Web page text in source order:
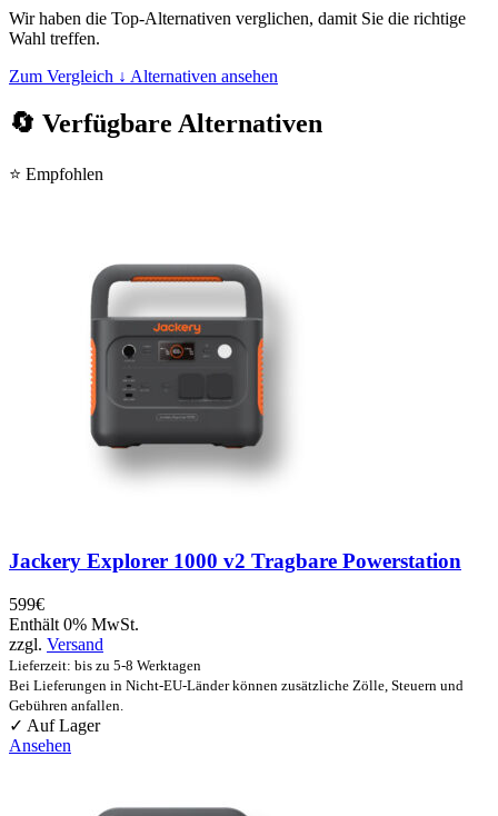
Wir haben die Top-Alternativen verglichen, damit Sie die richtige
Wahl treffen.
Zum Vergleich ↓ Alternativen ansehen
🔄 Verfügbare Alternativen
⭐ Empfohlen
Jackery Explorer 1000 v2 Tragbare Powerstation
599€
Enthält 0% MwSt.
zzgl. Versand
Lieferzeit: bis zu 5-8 Werktagen
Bei Lieferungen in Nicht-EU-Länder können zusätzliche Zölle, Steuern und
Gebühren anfallen.
✓ Auf Lager
Ansehen